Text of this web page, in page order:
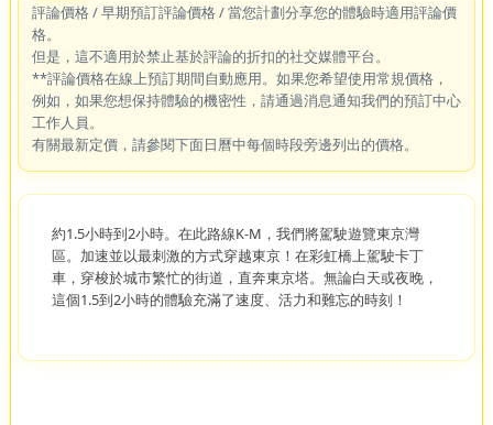
評論價格 / 早期預訂評論價格 / 當您計劃分享您的體驗時適用評論價
格。
但是，這不適用於禁止基於評論的折扣的社交媒體平台。
**評論價格在線上預訂期間自動應用。如果您希望使用常規價格，
例如，如果您想保持體驗的機密性，請通過消息通知我們的預訂中心
工作人員。
有關最新定價，請參閱下面日曆中每個時段旁邊列出的價格。
約1.5小時到2小時。在此路線K-M，我們將駕駛遊覽東京灣
區。加速並以最刺激的方式穿越東京！在彩虹橋上駕駛卡丁
車，穿梭於城市繁忙的街道，直奔東京塔。無論白天或夜晚，
這個1.5到2小時的體驗充滿了速度、活力和難忘的時刻！